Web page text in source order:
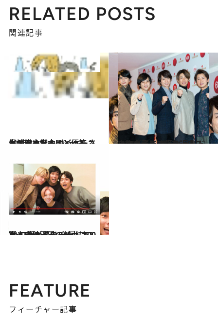
RELATED POSTS
関連記事
2016.8.31
異端児・堂本剛と優等生・堂本光一 ジャニーさんが褒めたのはどっち？
カルチャー 2021.1.2
いつも心に“嵐”を。ロスよ吹き飛べ メンバー別ドラマガイドで振り返る
カルチャー
2021.6.3
嵐·二宮が夢のチームでYouTube進出 一気に200万人突破、その魅力は？
カルチャー
FEATURE
フィーチャー記事